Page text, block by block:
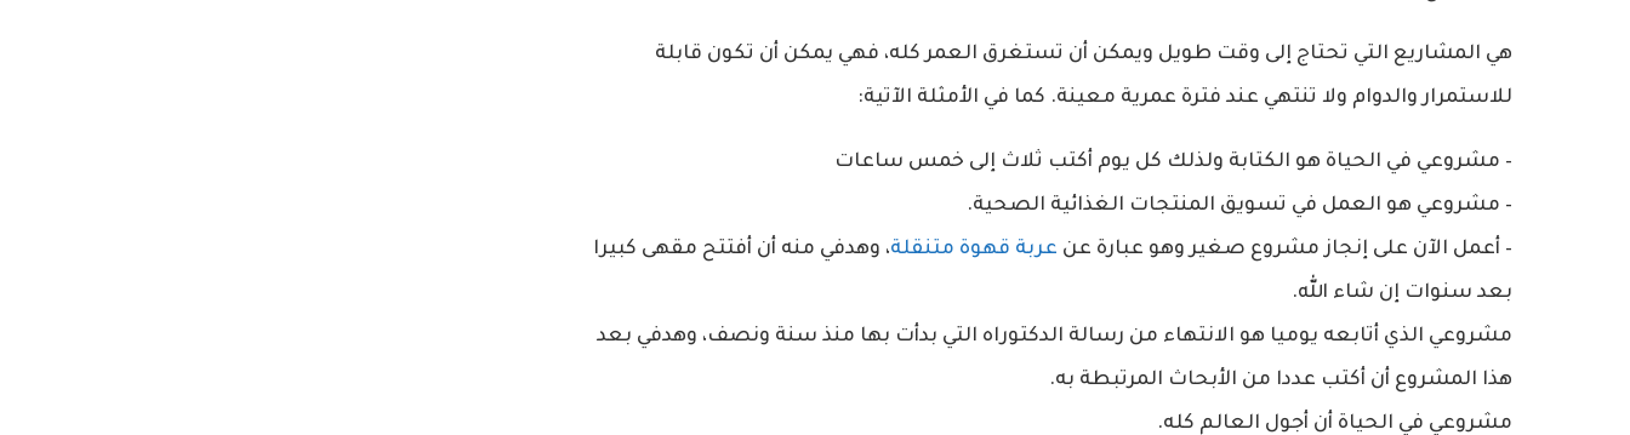
هي المشاريع التي تحتاج إلى وقت طويل ويمكن أن تستغرق العمر كله، فهي يمكن أن تكون قابلة
للاستمرار والدوام ولا تنتهي عند فترة عمرية معينة. كما في الأمثلة الآتية:
– مشروعي في الحياة هو الكتابة ولذلك كل يوم أكتب ثلاث إلى خمس ساعات
– مشروعي هو العمل في تسويق المنتجات الغذائية الصحية.
– أعمل الآن على إنجاز مشروع صغير وهو عبارة عن عربة قهوة متنقلة، وهدفي منه أن أفتتح مقهى كبيرا
بعد سنوات إن شاء الله.
مشروعي الذي أتابعه يوميا هو الانتهاء من رسالة الدكتوراه التي بدأت بها منذ سنة ونصف، وهدفي بعد
هذا المشروع أن أكتب عددا من الأبحاث المرتبطة به.
مشروعي في الحياة أن أجول العالم كله.